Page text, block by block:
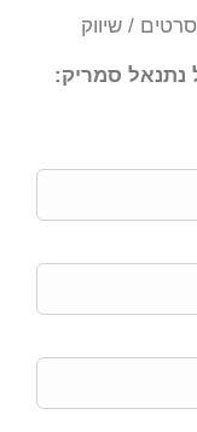
/ שיווק
נתנאל סמריק: